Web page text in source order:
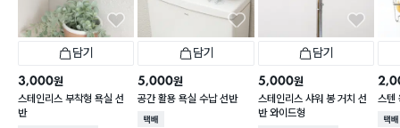
담기
3,000원
스테인리스 부착형 욕실 선
반
담기
5,000원
공간 활용 욕실 수납 선반
택배배송
담기
5,000원
스테인리스 샤워 봉 거치 선
반 와이드형
스텐
택배